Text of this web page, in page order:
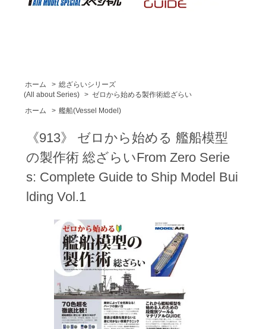
ホーム > 総ざらいシリーズ
(All about Series) > ゼロから始める製作術総ざらい
ホーム
> 艦船(Vessel Model)
《913》 ゼロから始める 艦船模型
の製作術 総ざらいFrom Zero Serie
s: Complete Guide to Ship Model Bui
lding Vol.1